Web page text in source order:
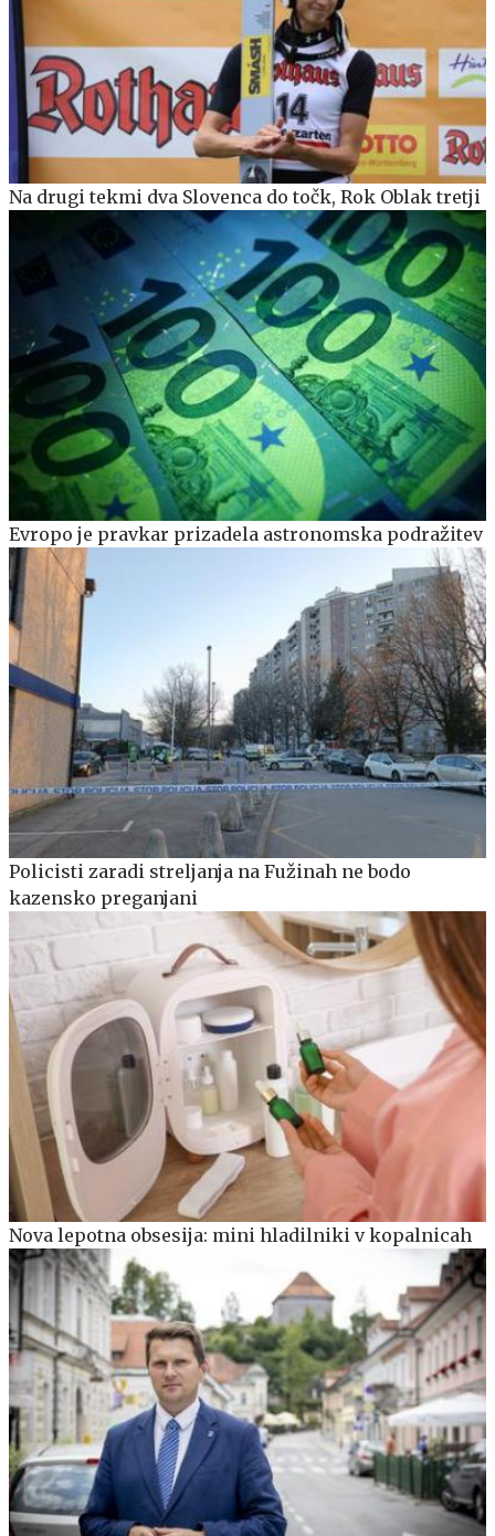
Na drugi tekmi dva Slovenca do točk, Rok Oblak tretji
Evropo je pravkar prizadela astronomska podražitev
Policisti zaradi streljanja na Fužinah ne bodo
kazensko preganjani
Nova lepotna obsesija: mini hladilniki v kopalnicah